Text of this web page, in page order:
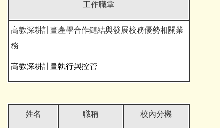
工作職掌
高教深耕計畫產學合作鏈結與發展校務優勢相關業
務
高教深耕計畫執行與控管
姓名 職稱 校內分機